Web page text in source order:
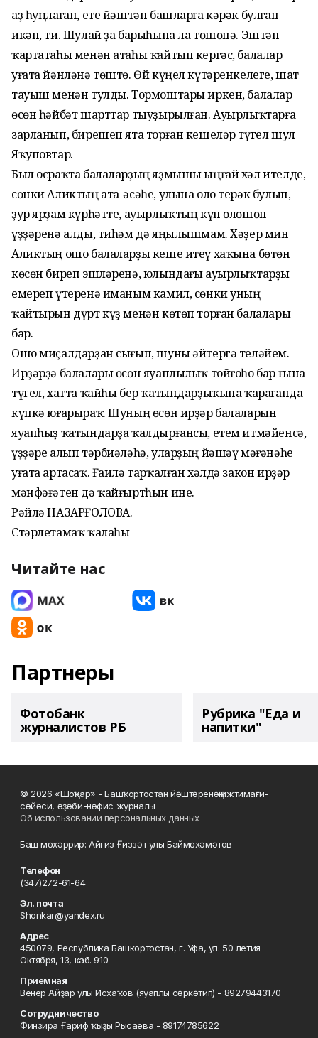
аҙ һуңлаған, ете йәштән башларға кәрәк булған
икән, ти. Шулай ҙа барыһына ла төшөнә. Эштән
ҡартатаһы менән атаһы ҡайтып кергәс, балалар
уғата йәнләнә төштө. Өй күңел күтәренкелеге, шат
тауыш менән тулды. Тормоштары иркен, балалар
өсөн һәйбәт шарттар тыуҙырылған. Ауырлыҡтарға
зарланып, бирешеп ята торған кешеләр түгел шул
Яҡуповтар.
Был осраҡта балаларҙың яҙмышы ыңғай хәл ителде,
сөнки Аликтың ата-әсәһе, улына оло терәк булып,
ҙур ярҙам күрһәтте, ауырлыҡтың күп өлөшөн
үҙҙәренә алды, тиһәм дә яңылышмам. Хәҙер мин
Аликтың ошо балаларҙы кеше итеү хаҡына бөтөн
көсөн биреп эшләренә, юлындағы ауырлыҡтарҙы
емереп үтеренә иманым камил, сөнки уның
ҡайтырын дүрт күҙ менән көтөп торған балалары
бар.
Ошо миҫалдарҙан сығып, шуны әйтергә теләйем.
Ирҙәрҙә балалары өсөн яуаплылыҡ тойғоһо бар ғына
түгел, хатта ҡайһы бер ҡатындарҙыҡына ҡарағанда
күпкә юғарыраҡ. Шуның өсөн ирҙәр балаларын
яуапһыҙ ҡатындарҙа ҡалдырғансы, етем итмәйенсә,
үҙҙәре алып тәрбиәләһә, уларҙың йәшәү мәғәнәһе
уғата артасаҡ. Ғаилә тарҡалған хәлдә закон ирҙәр
мәнфәғәтен дә ҡайғыртһын ине.
Рәйлә НАЗАРҒОЛОВА.
Стәрлетамаҡ ҡалаһы
Читайте нас
Партнеры
Фотобанк
журналистов РБ
Рубрика "Еда и
напитки"
© 2026 «Шоңҡар» - Башҡортостан йәштәренәң ижтимағи-
сәйәси, әҙәби-нәфис журналы
Об использовании персональных данных
Баш мөхәррир: Айгиз Ғиззәт улы Баймөхәмәтов
Телефон
(347)272-61-64
Эл. почта
Shonkar@yandex.ru
Адрес
450079, Республика Башкортостан, г. Уфа, ул. 50 летия
Октября, 13, каб. 910
Приемная
Венер Айҙар улы Исхаҡов (яуаплы сәркәтип) - 89279443170
Сотрудничество
Финзира Ғариф ҡыҙы Рысаева - 89174785622